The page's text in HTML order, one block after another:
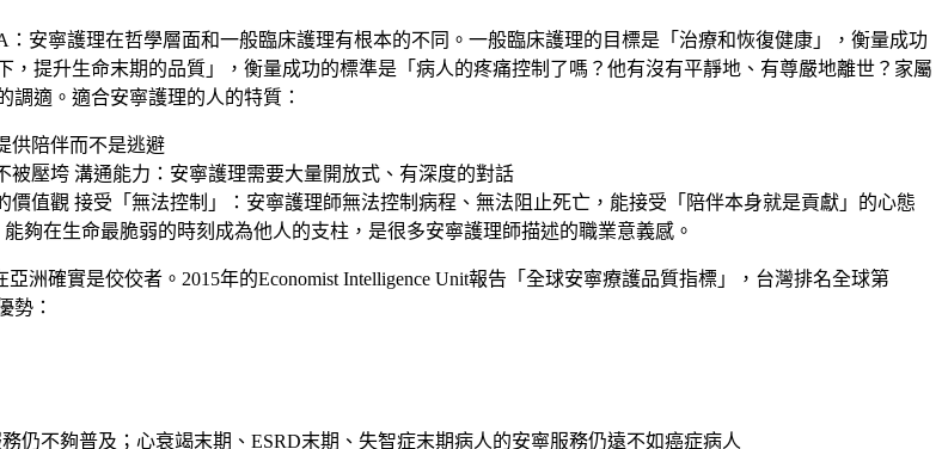
：安寧護理在哲學層面和一般臨床護理有根本的不同。一般臨床護理的目標是「治療和恢復健康」，衡量成功
提升生命末期的品質」，衡量成功的標準是「病人的疼痛控制了嗎？他有沒有平靜地、有尊嚴地離世？家屬
適。適合安寧護理的人的特質：
供陪伴而不是逃避
被壓垮 溝通能力 ：安寧護理需要大量開放式、有深度的對話
價值觀 接受「無法控制」
：安寧護理師無法控制病程、無法阻止死亡，能接受「陪伴本身就是貢獻」的心態
夠在生命最脆弱的時刻成為他人的支柱，是很多安寧護理師描述的職業意義感。
洲確實是佼佼者。2015年的Economist Intelligence Unit報告「全球安寧療護品質指標」，台灣排名全球第
勢：
仍不夠普及；心衰竭末期、ESRD末期、失智症末期病人的安寧服務仍遠不如癌症病人